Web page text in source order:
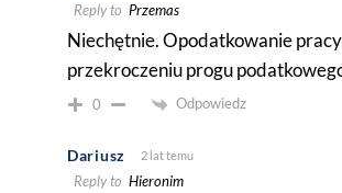
Reply to Przemas
Niechętnie. Opodatkowanie
przekroczeniu progu
0 Odpowiedz
Dariusz 2 lat temu
Reply to Hieronim